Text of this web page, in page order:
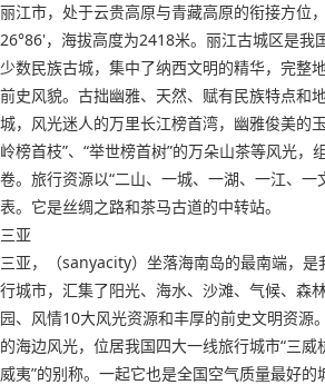
丽江市，处于云贵高原与青藏高原的衔接方位
26°86'，海拔高度为2418米。丽江古城区是我
少数民族古城，集中了纳西文明的精华，完整
前史风貌。古拙幽雅、天然、赋有民族特点和
城，风光迷人的万里长江榜首湾，幽雅俊美的
岭榜首枝”、“举世榜首树”的万朵山茶等风光，
卷。旅行资源以“二山、一城、一湖、一江、一
表。它是丝绸之路和茶马古道的中转站。
三亚
三亚，（sanyacity）坐落海南岛的最南端，是
行城市，汇集了阳光、海水、沙滩、气候、森
园、风情10大风光资源和丰厚的前史文明资源
的海边风光，位居我国四大一线旅行城市“三威
威夷”的别称。一起它也是全国空气质量最好